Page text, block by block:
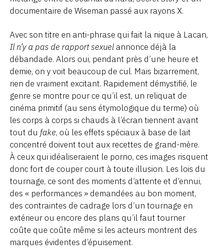
documentaire de Wiseman passé aux rayons X.
Avec son titre en anti-phrase qui fait la nique à Lacan,
Il n’y a pas de rapport sexuel annonce déjà la
débandade. Alors oui, pendant près d’une heure et
demie, on y voit beaucoup de cul. Mais bizarrement,
rien de vraiment excitant. Rapidement démystifié, le
genre se montre pour ce qu’il est, un reliquat de
cinéma primitif (au sens étymologique du terme) où
les corps à corps si chauds à l’écran tiennent avant
tout du fake, où les effets spéciaux à base de lait
concentré doivent tout aux recettes de grand-mère.
À ceux qui idéaliseraient le porno, ces images risquent
donc fort de couper court à toute illusion. Les lois du
tournage, ce sont des moments d’attente et d’ennui,
des « performances » demandées au bon moment,
des contraintes de cadrage lors d’un tournage en
extérieur ou encore des plans qu’il faut tourner
coûte que coûte même si les acteurs montrent des
marques évidentes d’épuisement.